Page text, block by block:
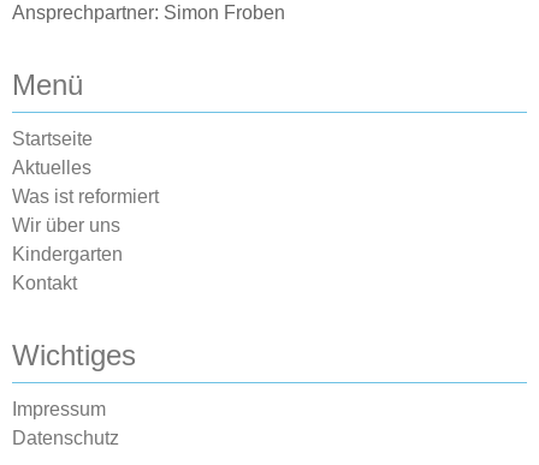
Ansprechpartner: Simon Froben
Menü
Startseite
Aktuelles
Was ist reformiert
Wir über uns
Kindergarten
Kontakt
Wichtiges
Impressum
Datenschutz